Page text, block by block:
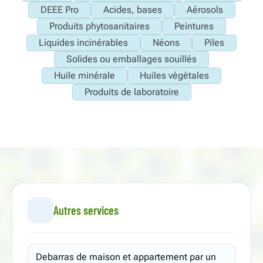
DEEE Pro
Acides, bases
Aérosols
Produits phytosanitaires
Peintures
Liquides incinérables
Néons
Piles
Solides ou emballages souillés
Huile minérale
Huiles végétales
Produits de laboratoire
Autres services
Debarras de maison et appartement par un